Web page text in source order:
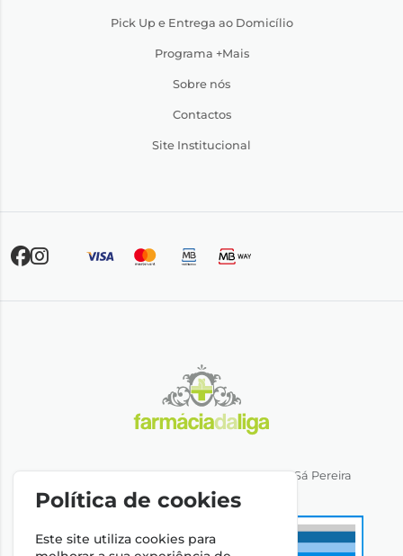
Pick Up e Entrega ao Domicílio
Programa +Mais
Sobre nós
Contactos
Site Institucional
Direção Técnica: Dra. Ana Rita Miranda de Sá Pereira
NIPC: 501064974
Política de cookies
Este site utiliza cookies para